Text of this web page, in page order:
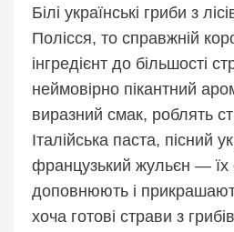
Білі українські гриби з
Полісся, то справжній
інгредієнт до більшості
неймовірно пікантний
виразний смак, роблять
Італійська паста, пісний
французький жульєн — їх
доповнюють і
хоча готові страви з